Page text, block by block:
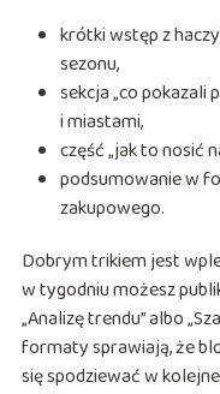
krótki wstęp z
sezonu,
sekcja „co pokazali
i miastami,
część „jak to nosić
podsumowanie w
zakupowego.
Dobrym trikiem jest
w tygodniu możesz
„Analizę trendu” albo
formaty sprawiają, że
się spodziewać w